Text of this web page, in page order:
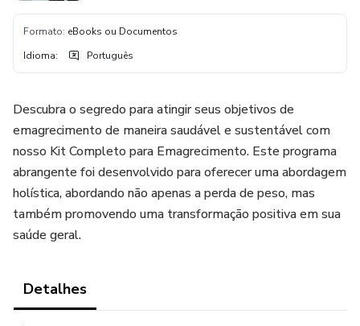
Formato: eBooks ou Documentos
Idioma: Português
Descubra o segredo para atingir seus objetivos de
emagrecimento de maneira saudável e sustentável com
nosso Kit Completo para Emagrecimento. Este programa
abrangente foi desenvolvido para oferecer uma abordagem
holística, abordando não apenas a perda de peso, mas
também promovendo uma transformação positiva em sua
saúde geral.
Detalhes